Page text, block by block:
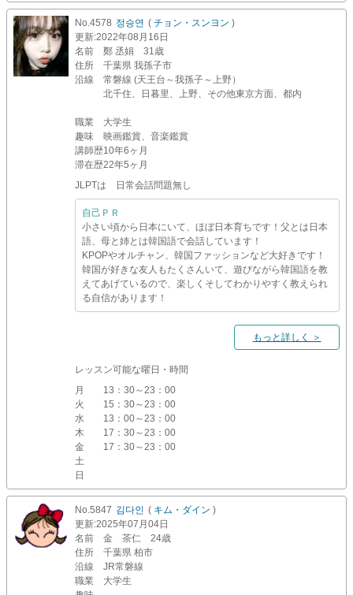
No.4578 정승연 ( チョン・スンヨン )
更新:2022年08月16日
名前
鄭 丞娟 31歳
住所
千葉県 我孫子市
沿線
常磐線 (天王台～我孫子～上野）
北千住、日暮里、上野、その他東京方面、都内
職業
大学生
趣味
映画鑑賞、音楽鑑賞
講師歴10年6ヶ月
滞在歴22年5ヶ月
JLPTは 日常会話問題無し
自己ＰＲ
小さい頃から日本にいて、ほぼ日本育ちです！父とは日本
語、母と姉とは韓国語で会話しています！
KPOPやオルチャン、韓国ファッションなど大好きです！
韓国が好きな友人もたくさんいて、遊びながら韓国語を教
えてあげているので、楽しくそしてわかりやすく教えられ
る自信があります！
もっと詳しく ＞
レッスン可能な曜日・時間
月
13：30～23：00
火
15：30～23：00
水
13：00～23：00
木
17：30～23：00
金
17：30～23：00
土
日
No.5847 김다인 ( キム・ダイン )
更新:2025年07月04日
名前
金 茶仁 24歳
住所
千葉県 柏市
沿線
JR常磐線
職業
大学生